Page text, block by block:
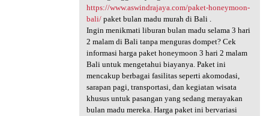
https://www.aswindrajaya.com/paket-honeymoon-
bali/paket bulan madu murah di Bali .
Ingin menikmati liburan bulan madu selama 3 hari
2 malam di Bali tanpa menguras dompet? Cek
informasi harga paket honeymoon 3 hari 2 malam
Bali untuk mengetahui biayanya. Paket ini
mencakup berbagai fasilitas seperti akomodasi,
sarapan pagi, transportasi, dan kegiatan wisata
khusus untuk pasangan yang sedang merayakan
bulan madu mereka. Harga paket ini bervariasi